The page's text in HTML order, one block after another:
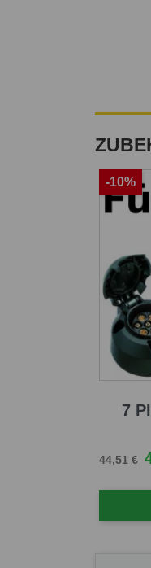
7
44,51 €
-10%